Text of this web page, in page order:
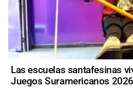
Las escuelas santafesinas
Juegos Suramericanos 2026